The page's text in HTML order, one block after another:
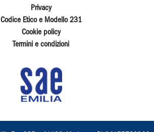
Privacy
Codice Etico e Modello 231
Cookie policy
Termini e condizioni